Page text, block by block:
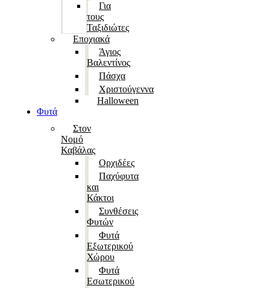
Για
τους
Ταξιδιώτες
Εποχιακά
Άγιος
Βαλεντίνος
Πάσχα
Χριστούγεννα
Halloween
Φυτά
Στον
Νομό
Καβάλας
Ορχιδέες
Παχύφυτα
και
Κάκτοι
Συνθέσεις
Φυτών
Φυτά
Εξωτερικού
Χώρου
Φυτά
Εσωτερικού